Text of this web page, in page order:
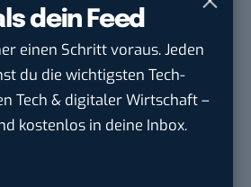
dein Feed
einen Schritt voraus. Jeden
du die wichtigsten Tech-
Tech & digitaler Wirtschaft –
kostenlos in deine Inbox.
Holding GmbHinEschborn
Manager / Content Creator
& Meyer-Peteaux New Media